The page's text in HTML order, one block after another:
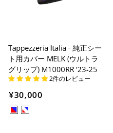
Tappezzeria Italia - 純正シー
ト用カバー MELK (ウルトラ
グリップ) M1000RR '23-25
2件のレビュー
¥30,000